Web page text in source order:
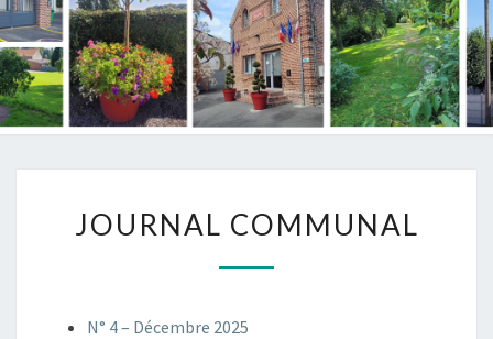
DE
COMMUNAL
JOURNAL COMMUNAL
N° 4 – Décembre 2025